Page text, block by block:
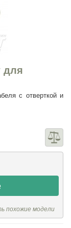
для
с отверткой и
похожие модели